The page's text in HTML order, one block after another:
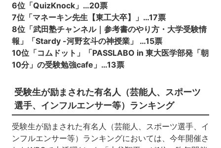
6位「QuizKnock」…20票
7位「マネーキン先生【東工大卒】」…17票
8位「武田塾チャンネル｜参考書のやり方・大学受験情
報」「Stardy -河野玄斗の神授業」 …15票
10位「コムドット」「PASSLABO in 東大医学部発「朝
10分」の受験勉強cafe」…13票
受験生が励まされた有名人（芸能人、スポーツ
選手、インフルエンサー等）ランキング
受験生が励まされた有名人（芸能人、スポーツ選手、イ
ンフルエンサー等）ランキングにおいては、今年開催さ